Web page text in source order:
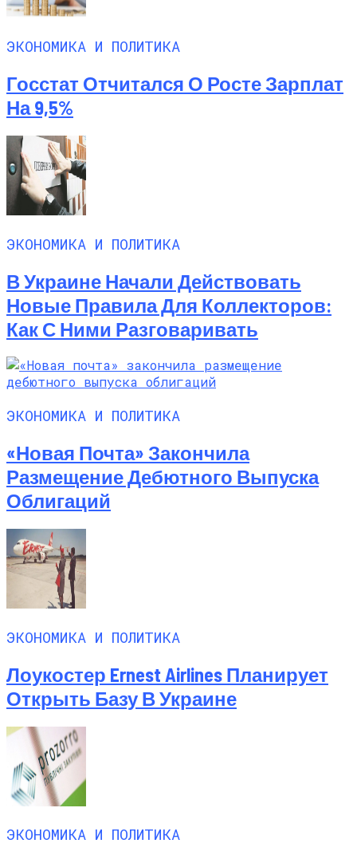
ЭКОНОМИКА И ПОЛИТИКА
Госстат Отчитался О Росте Зарплат
На 9,5%
ЭКОНОМИКА И ПОЛИТИКА
В Украине Начали Действовать
Новые Правила Для Коллекторов:
Как С Ними Разговаривать
ЭКОНОМИКА И ПОЛИТИКА
«Новая Почта» Закончила
Размещение Дебютного Выпуска
Облигаций
ЭКОНОМИКА И ПОЛИТИКА
Лоукостер Ernest Airlines Планирует
Открыть Базу В Украине
ЭКОНОМИКА И ПОЛИТИКА